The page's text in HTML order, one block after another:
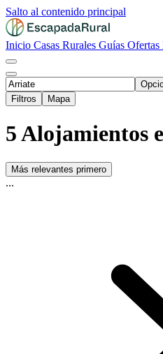
Salto al contenido principal
Inicio Casas Rurales Guías Ofertas
Filtros
Mapa
5 Alojamientos
Más relevantes primero
...